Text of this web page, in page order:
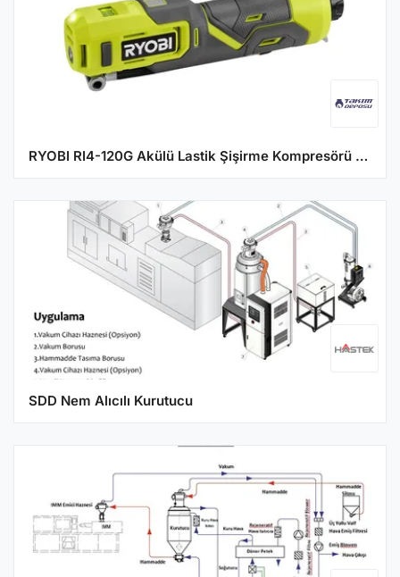
RYOBI RI4-120G Akülü Lastik Şişirme Kompresörü 4V Li-Ion - USB-C ile Şarj Edilebilir
SDD Nem Alıcılı Kurutucu